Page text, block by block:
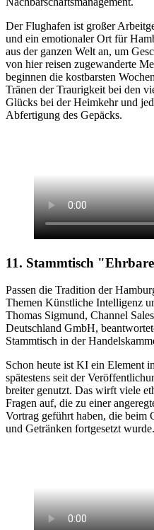
Der Flughafen ist großer
und ein emotionaler Ort für
aus der ganzen Welt an, um
von hier reisen zugewanderte
beginnen die kostbarsten
Tränen der Traurigkeit bei den
Glücks bei der Heimkehr und
Abfertigung des Gepäcks.
11. Stammtisch
Passen die Tradition der
Themen Künstliche Intelligenz
Thomas Sigmund, Channel
Deutschland GmbH,
Stammtisch in der
Schon heute ist KI ein Element
spätestens seit der
breiter genutzt. Das wirft viele
Fragen auf, die zu einer
Vortrag geführt haben, die beim
und Getränken fortgesetzt wurde.